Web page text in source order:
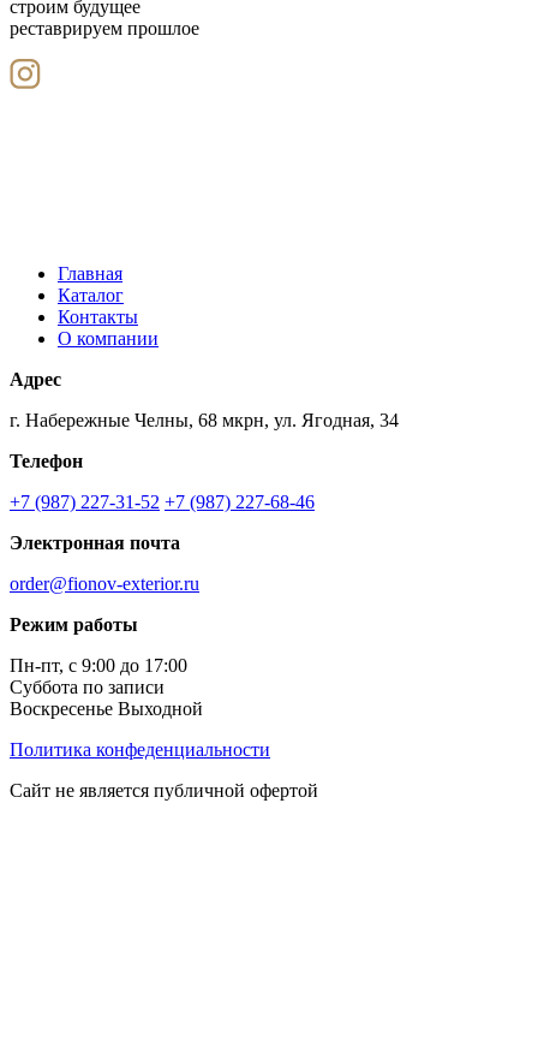
строим будущее
реставрируем прошлое
Главная
Каталог
Контакты
О компании
Адрес
г. Набережные Челны, 68 мкрн, ул. Ягодная, 34
Телефон
+7 (987) 227-31-52 +7 (987) 227-68-46
Электронная почта
order@fionov-exterior.ru
Режим работы
Пн-пт, с 9:00 до 17:00
Суббота по записи
Воскресенье Выходной
Политика конфеденциальности
Сайт не является публичной офертой